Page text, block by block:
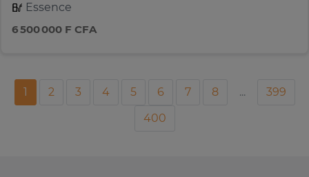
Essence
6 500 000 F CFA
1 2 3 4 5 6 7 8 ...
399
400